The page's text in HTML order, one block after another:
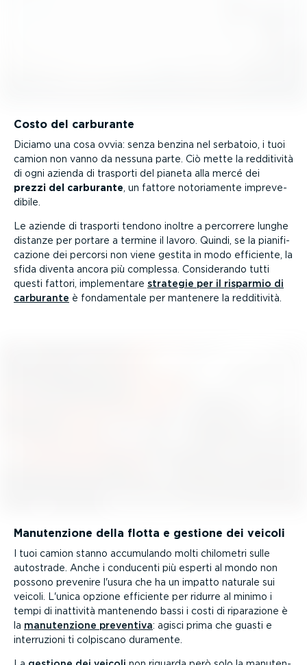
Costo del carburante
Diciamo una cosa ovvia: senza benzina nel serbatoio, i tuoi
camion non vanno da nessuna parte. Ciò mette la redditività
di ogni azienda di trasporti del pianeta alla mercé dei
prezzi del carburante , un fattore notoria­mente impre­ve­
dibile.
Le aziende di trasporti tendono inoltre a percorrere lunghe
distanze per portare a termine il lavoro. Quindi, se la piani­fi­
ca­zione dei percorsi non viene gestita in modo efficiente, la
sfida diventa ancora più complessa. Consi­de­rando tutti
questi fattori, imple­mentare strategie per il risparmio di
carburante è fonda­mentale per mantenere la redditività.
Manuten­zione della flotta e gestione dei veicoli
I tuoi camion stanno accumulando molti chilometri sulle
autostrade. Anche i conducenti più esperti al mondo non
possono prevenire l'usura che ha un impatto naturale sui
veicoli. L'unica opzione efficiente per ridurre al minimo i
tempi di inattività mantenendo bassi i costi di riparazione è
la manuten­zione preventiva: agisci prima che guasti e
inter­ru­zioni ti colpiscano duramente.